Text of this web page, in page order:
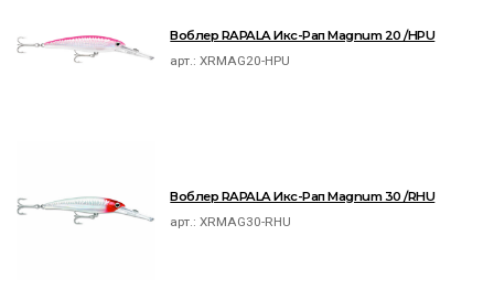
Воблер RAPALA Икс-Рап Magnum 20 /HPU
арт.:XRMAG20-HPU
Воблер RAPALA Икс-Рап Magnum 30 /RHU
арт.:XRMAG30-RHU